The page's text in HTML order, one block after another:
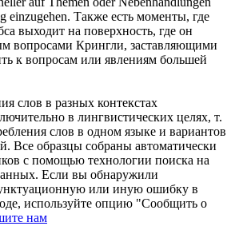
einzugehen. Также есть моменты, где
выходит на поверхность, где он
вопросами Крингли, заставляющими
к вопросам или явлениям большей
слов в разных контекстах
в лингвистических целях, т.
слов в одном языке и вариантов
Все образцы собраны автоматически
с помощью технологии поиска на
Если вы обнаружили
или иную ошибку в
используйте опцию "Сообщить о
нам